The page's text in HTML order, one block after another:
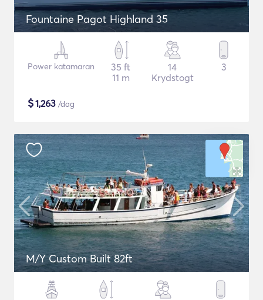
Fountaine Pagot Highland 35
Power katamaran
35 ft
11 m
14
Krydstogt
3
$1,263 /dag
M/Y Custom Built 82ft